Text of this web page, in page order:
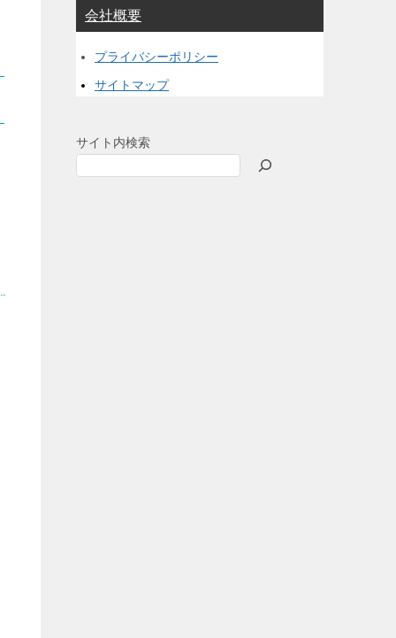
会社概要
プライバシーポリシー
サイトマップ
サイト内検索